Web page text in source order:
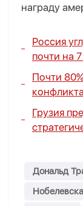
награду
Россия
почти на
Почти
Грузия
Дональд